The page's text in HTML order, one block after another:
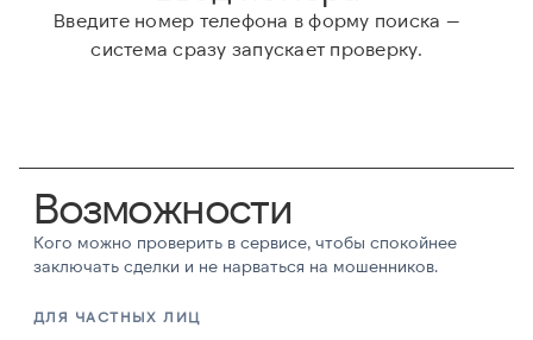
Введите номер телефона в форму поиска —
система сразу запускает проверку.
Возможности
Кого можно проверить в сервисе, чтобы спокойнее
заключать сделки и не нарваться на мошенников.
ДЛЯ ЧАСТНЫХ ЛИЦ